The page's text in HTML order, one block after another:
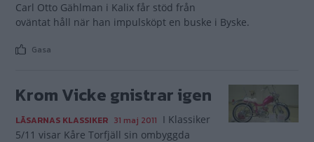
Carl Otto Gählman i Kalix får stöd från
oväntat håll när han impulsköpt en buske i Byske.
Gasa
Krom Vicke gnistrar igen
LÄSARNAS KLASSIKER 31 maj 2011 I Klassiker
5/11 visar Kåre Torfjäll sin ombyggda